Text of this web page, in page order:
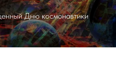
Дню космонавтики